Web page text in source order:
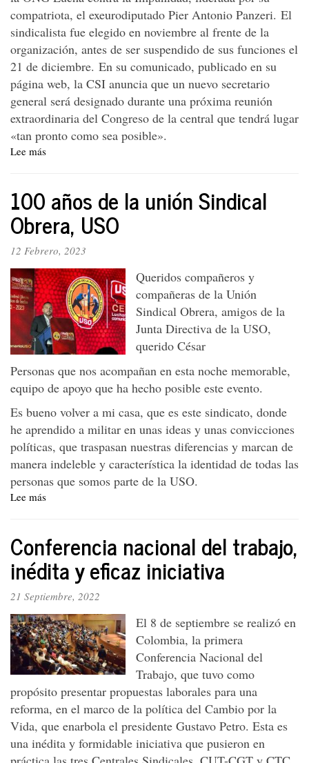
compatriota, el exeurodiputado Pier Antonio Panzeri. El
sindicalista fue elegido en noviembre al frente de la
organización, antes de ser suspendido de sus funciones el
21 de diciembre. En su comunicado, publicado en su
página web, la CSI anuncia que un nuevo secretario
general será designado durante una próxima reunión
extraordinaria del Congreso de la central que tendrá lugar
«tan pronto como sea posible».
Lee más
momento
de
hacer
de
la
CSI
una
organización
verdaderamente
democrática
100 años de la unión Sindical
Obrera, USO
12 Febrero, 2023
Queridos compañeros y
compañeras de la Unión
Sindical Obrera, amigos de la
Junta Directiva de la USO,
querido César
Personas que nos acompañan en esta noche memorable,
equipo de apoyo que ha hecho posible este evento.
Es bueno volver a mi casa, que es este sindicato, donde
he aprendido a militar en unas ideas y unas convicciones
políticas, que traspasan nuestras diferencias y marcan de
manera indeleble y característica la identidad de todas las
personas que somos parte de la USO.
Lee más
de
la
unión
Sindical
Obrera,
USO
Conferencia nacional del trabajo,
inédita y eficaz iniciativa
21 Septiembre, 2022
El 8 de septiembre se realizó en
Colombia, la primera
Conferencia Nacional del
Trabajo, que tuvo como
propósito presentar propuestas laborales para una
reforma, en el marco de la política del Cambio por la
Vida, que enarbola el presidente Gustavo Petro. Esta es
una inédita y formidable iniciativa que pusieron en